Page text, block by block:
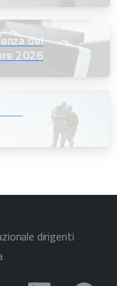
del
2026
dirigenti